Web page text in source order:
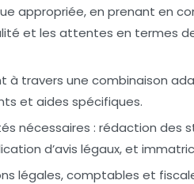
appropriée, en prenant en
et les attentes en termes
à travers une combinaison
et aides spécifiques.
nécessaires : rédaction des
d’avis légaux, et
légales, comptables et